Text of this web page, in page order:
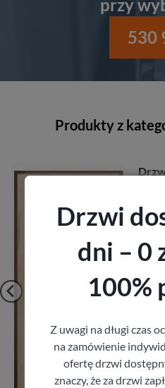
przy
530
Produkty z
Drzwi
dni – 0
100%
Z uwagi na długi czas
na zamówienie
ofertę drzwi
znaczy, że za drzwi